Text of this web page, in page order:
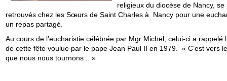
religieux du diocèse de Nancy, se
retrouvés chez les Sœurs de Saint Charles à Nancy pour une
un repas partagé.
Au cours de l’eucharistie célébrée par Mgr Michel, celui-ci a rappelé
de cette fête voulue par le pape Jean Paul II en 1979. « C’est vers
que nous nous tournons .. »